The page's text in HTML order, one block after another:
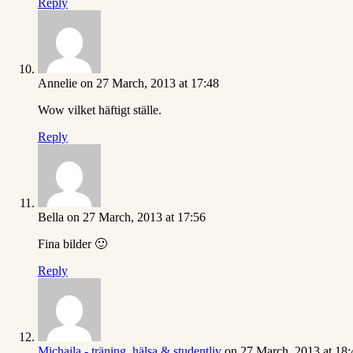
Reply
Annelie on 27 March, 2013 at 17:48
Wow vilket häftigt ställe.
Reply
Bella on 27 March, 2013 at 17:56
Fina bilder 🙂
Reply